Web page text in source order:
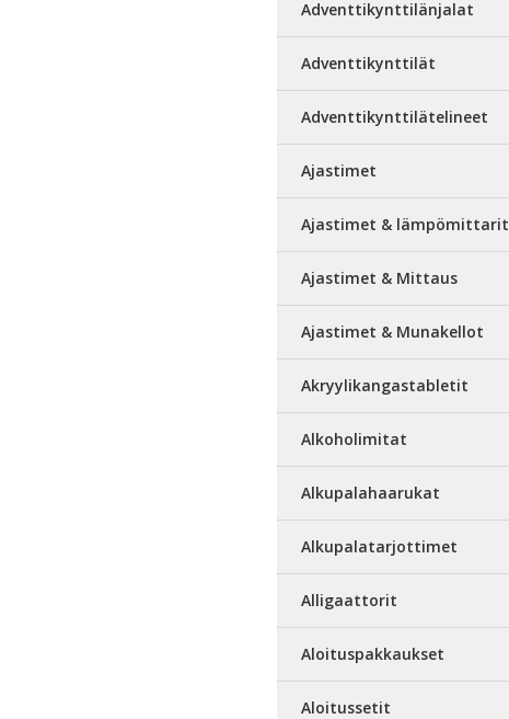
Adventtikynttilänjalat
Adventtikynttilät
Adventtikynttilätelineet
Ajastimet
Ajastimet & lämpömittarit
Ajastimet & Mittaus
Ajastimet & Munakellot
Akryylikangastabletit
Alkoholimitat
Alkupalahaarukat
Alkupalatarjottimet
Alligaattorit
Aloituspakkaukset
Aloitussetit